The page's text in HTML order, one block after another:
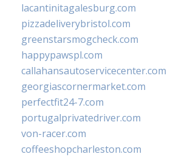
lacantinitagalesburg.com
pizzadeliverybristol.com
greenstarsmogcheck.com
happypawspl.com
callahansautoservicecenter.com
georgiascornermarket.com
perfectfit24-7.com
portugalprivatedriver.com
von-racer.com
coffeeshopcharleston.com